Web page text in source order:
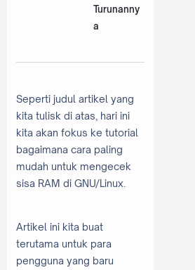
Turunanny
a
Seperti judul artikel yang
kita tulisk di atas, hari ini
kita akan fokus ke tutorial
bagaimana cara paling
mudah untuk mengecek
sisa RAM di GNU/Linux.
Artikel ini kita buat
terutama untuk para
pengguna yang baru